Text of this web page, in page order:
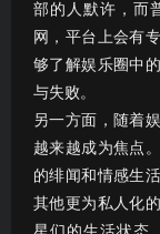
部的人默许，而
网，平台上会有
够了解娱乐圈中
与失败。
另一方面，随着
越来越成为焦点
的绯闻和情感生
其他更为私人化